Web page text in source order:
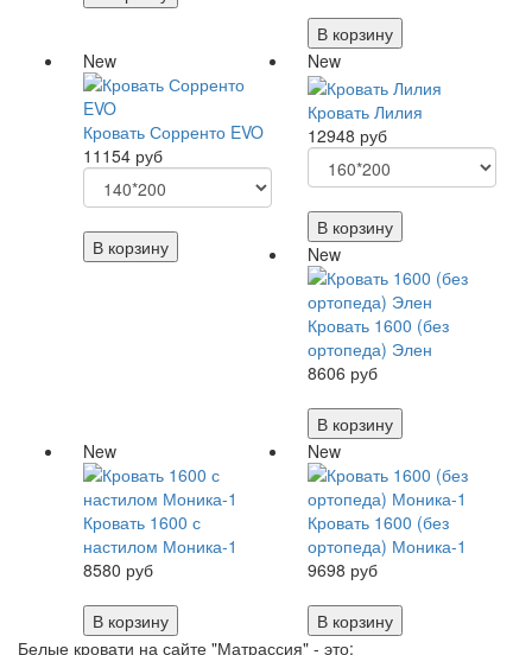
В корзину
New
Кровать Сорренто EVO
11154 руб
В корзину
New
Кровать Лилия
12948 руб
В корзину
New
Кровать 1600 (без
ортопеда) Элен
8606 руб
В корзину
New
Кровать 1600 с
настилом Моника-1
8580 руб
В корзину
New
Кровать 1600 (без
ортопеда) Моника-1
9698 руб
В корзину
Белые кровати на сайте "Матрассия" - это: